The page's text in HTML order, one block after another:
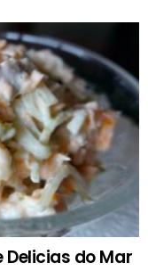
Delicias do Mar